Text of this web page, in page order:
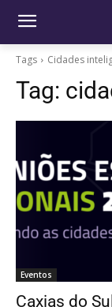
Tags Cidades
Tag:
Eventos
Caxias do